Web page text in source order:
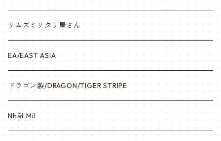
サムズミリタリ屋さん
EA/EAST ASIA
ドラゴン製/DRAGON/TIGER STRIPE
Nhất Mil